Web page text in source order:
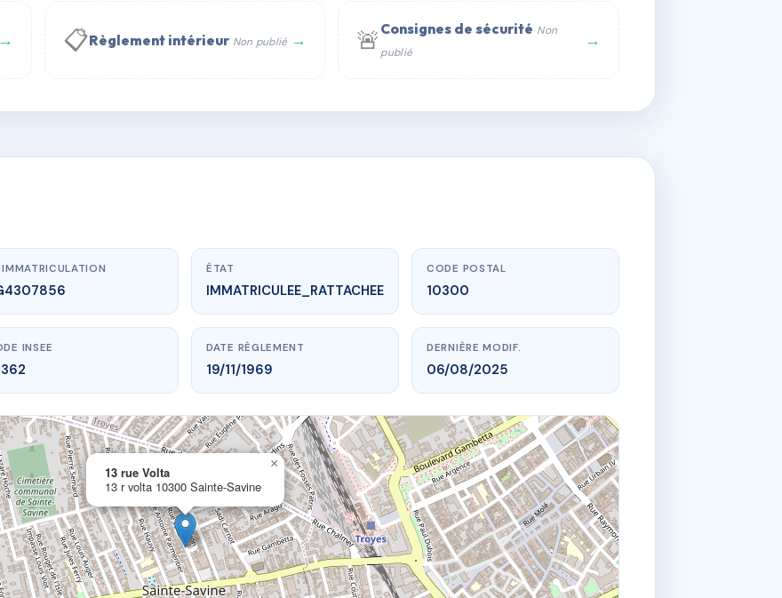
→ 📋Règlement intérieur Non publié → 🚨 Consignes de sécurité Non
publié
→
🇫🇷
AG4307856
rue Volta
10300 Sainte-Savine
IMMATRICULATION ÉTAT
IMMATRICULEE_RATTACHEE
CODE POSTAL
10300
INSEE DATE RÈGLEMENT
19/11/1969
DERNIÈRE MODIF.
06/08/2025
13 rue Volta
13 r volta 10300 Sainte-Savine
×